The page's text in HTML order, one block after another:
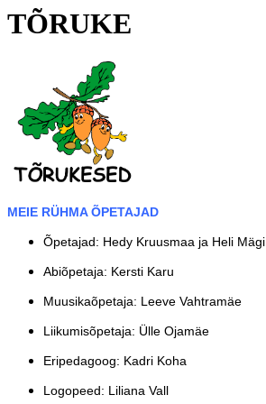
TÕRUKE
MEIE RÜHMA ÕPETAJAD
Õpetajad: Hedy Kruusmaa ja Heli Mägi
Abiõpetaja: Kersti Karu
Muusikaõpetaja: Leeve Vahtramäe
Liikumisõpetaja: Ülle Ojamäe
Eripedagoog: Kadri Koha
Logopeed: Liliana Vall